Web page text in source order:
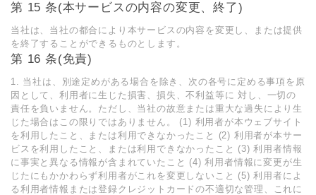
第 15 条(本サービスの内容の変更、終了)
当社は、当社の都合により本サービスの内容を変更し、または提供
を終了することができるものとします。
第 16 条(免責)
1. 当社は、別途定めがある場合を除き、次の各号に定める事項を原
因として、利用者に生じた損害、損失、不利益等に 対し、一切の
責任を負いません。ただし、当社の故意または重大な過失により生
じた場合はこの限りではありません。 (1) 利用者が本ウェブサイト
を利用したこと、または利用できなかったこと (2) 利用者が本サー
ビスを利用したこと、または利用できなかったこと (3) 利用者情報
に事実と異なる情報が含まれていたこと (4) 利用者情報に変更が生
じたにもかかわらず利用者がこれを変更しないこと (5) 利用者によ
る利用者情報または登録クレジットカードの不適切な管理、これに